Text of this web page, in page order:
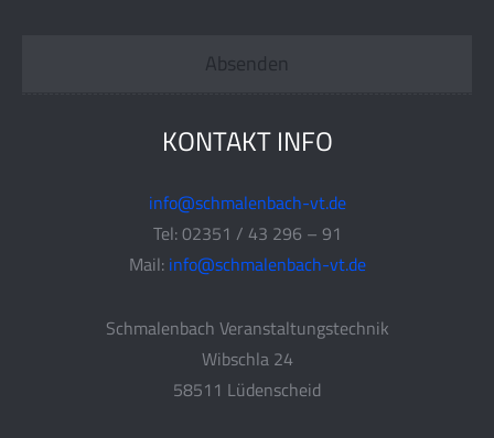
KONTAKT INFO
info@schmalenbach-vt.de
Tel: 02351 / 43 296 – 91
Mail: info@schmalenbach-vt.de
Schmalenbach Veranstaltungstechnik
Wibschla 24
58511 Lüdenscheid